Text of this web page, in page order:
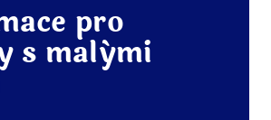
pro
s malými